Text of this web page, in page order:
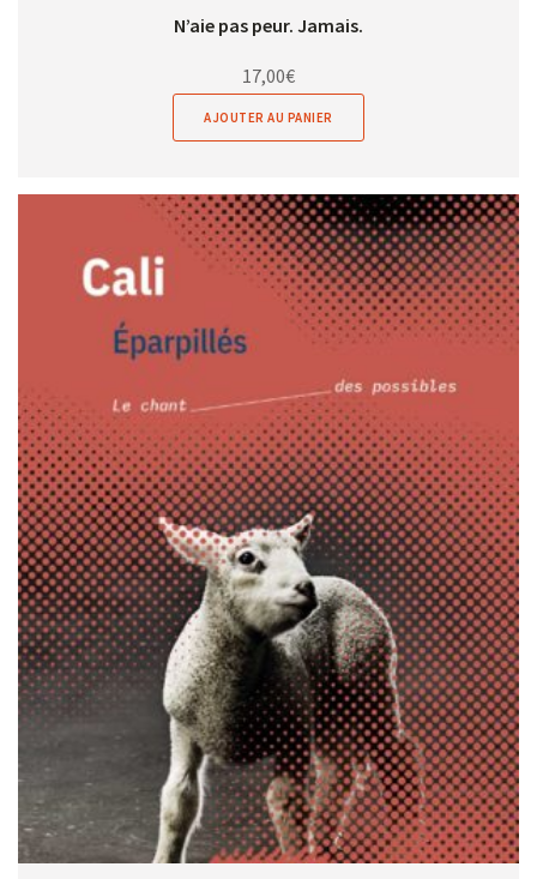
N’aie pas peur. Jamais.
17,00€
AJOUTER AU PANIER